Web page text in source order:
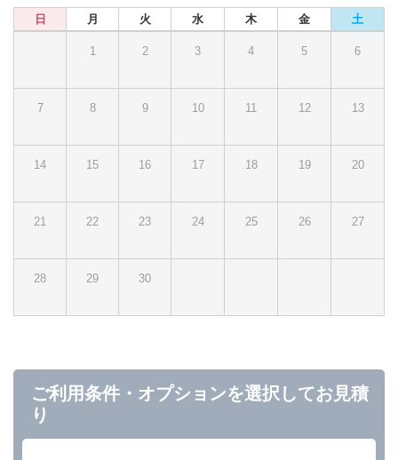
日 月 火 水 木 金 土
1 2 3 4 5 6
7 8 9 10 11 12 13
14 15 16 17 18 19 20
21 22 23 24 25 26 27
28 29 30
ご利用条件・オプションを選択してお見積
り